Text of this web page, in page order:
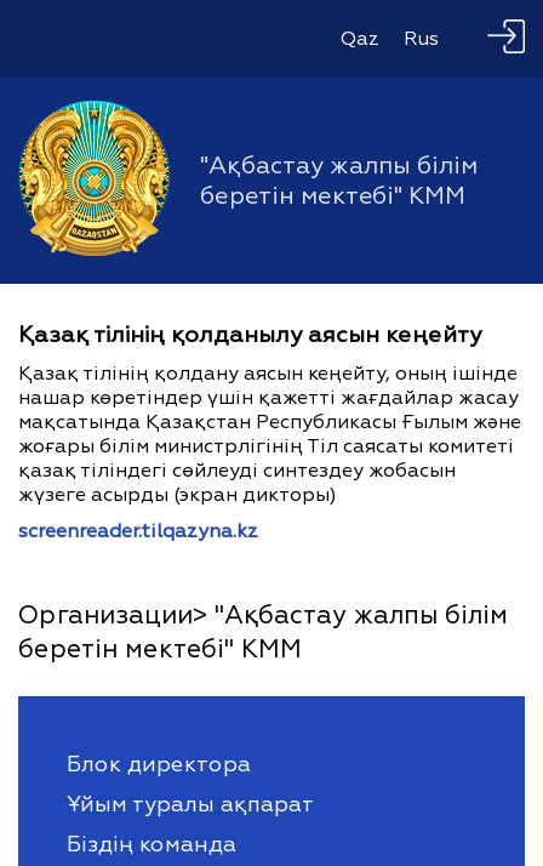
Qaz Rus
"Ақбастау жалпы білім
беретін мектебі" КММ
Қазақ тілінің қолданылу аясын кеңейту
Қазақ тілінің қолдану аясын кеңейту, оның ішінде
нашар көретіндер үшін қажетті жағдайлар жасау
мақсатында Қазақстан Республикасы Ғылым және
жоғары білім министрлігінің Тіл саясаты комитеті
қазақ тіліндегі сөйлеуді синтездеу жобасын
жүзеге асырды (экран дикторы)
screenreader.tilqazyna.kz
Организации> "Ақбастау жалпы білім
беретін мектебі" КММ
Блок директора
Ұйым туралы ақпарат
Біздің команда